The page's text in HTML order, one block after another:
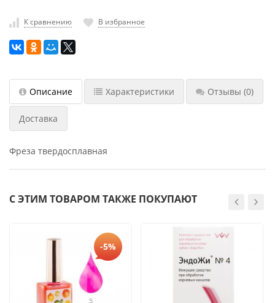
К сравнению В избранное
Описание Характеристики Отзывы (0)
Доставка
Фреза твердосплавная
С ЭТИМ ТОВАРОМ ТАКЖЕ ПОКУПАЮТ
-5%